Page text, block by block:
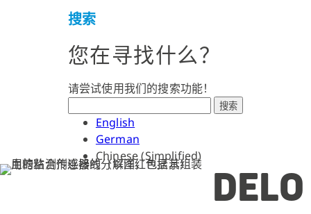
搜索
您在寻找什么？
请尝试使用我们的搜索功能！
搜索
English
German
Chinese (Simplified)
DELO